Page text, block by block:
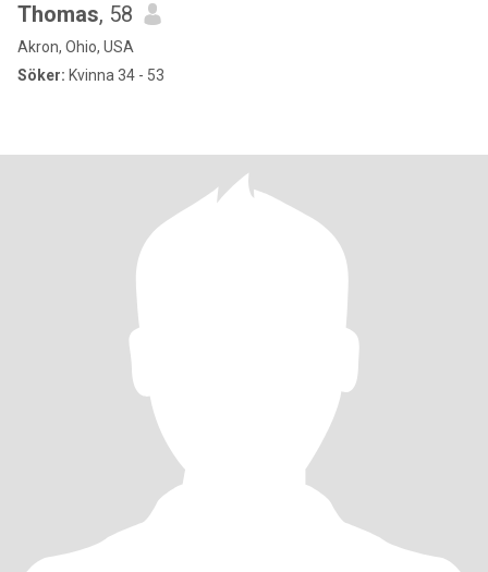
Thomas, 58
Akron, Ohio, USA
Söker: Kvinna 34 - 53